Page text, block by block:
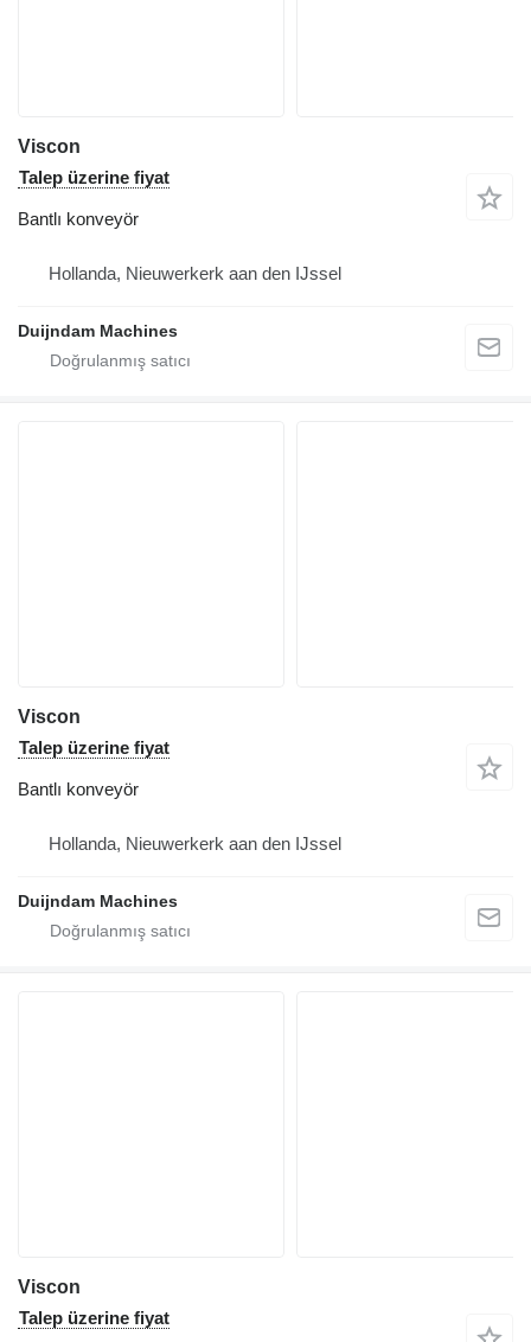
Viscon
Talep üzerine fiyat
Bantlı konveyör
Hollanda, Nieuwerkerk aan den IJssel
Duijndam Machines
Viscon
Talep üzerine fiyat
Bantlı konveyör
Hollanda, Nieuwerkerk aan den IJssel
Duijndam Machines
Viscon
Talep üzerine fiyat